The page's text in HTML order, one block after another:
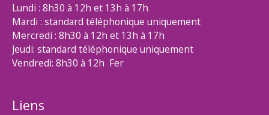
Lundi : 8h30 à 12h et 13h à 17h
Mardi : standard téléphonique uniquement
Mercredi : 8h30 à 12h et 13h à 17h
Jeudi: standard téléphonique uniquement
Vendredi: 8h30 à 12h Fer
Liens